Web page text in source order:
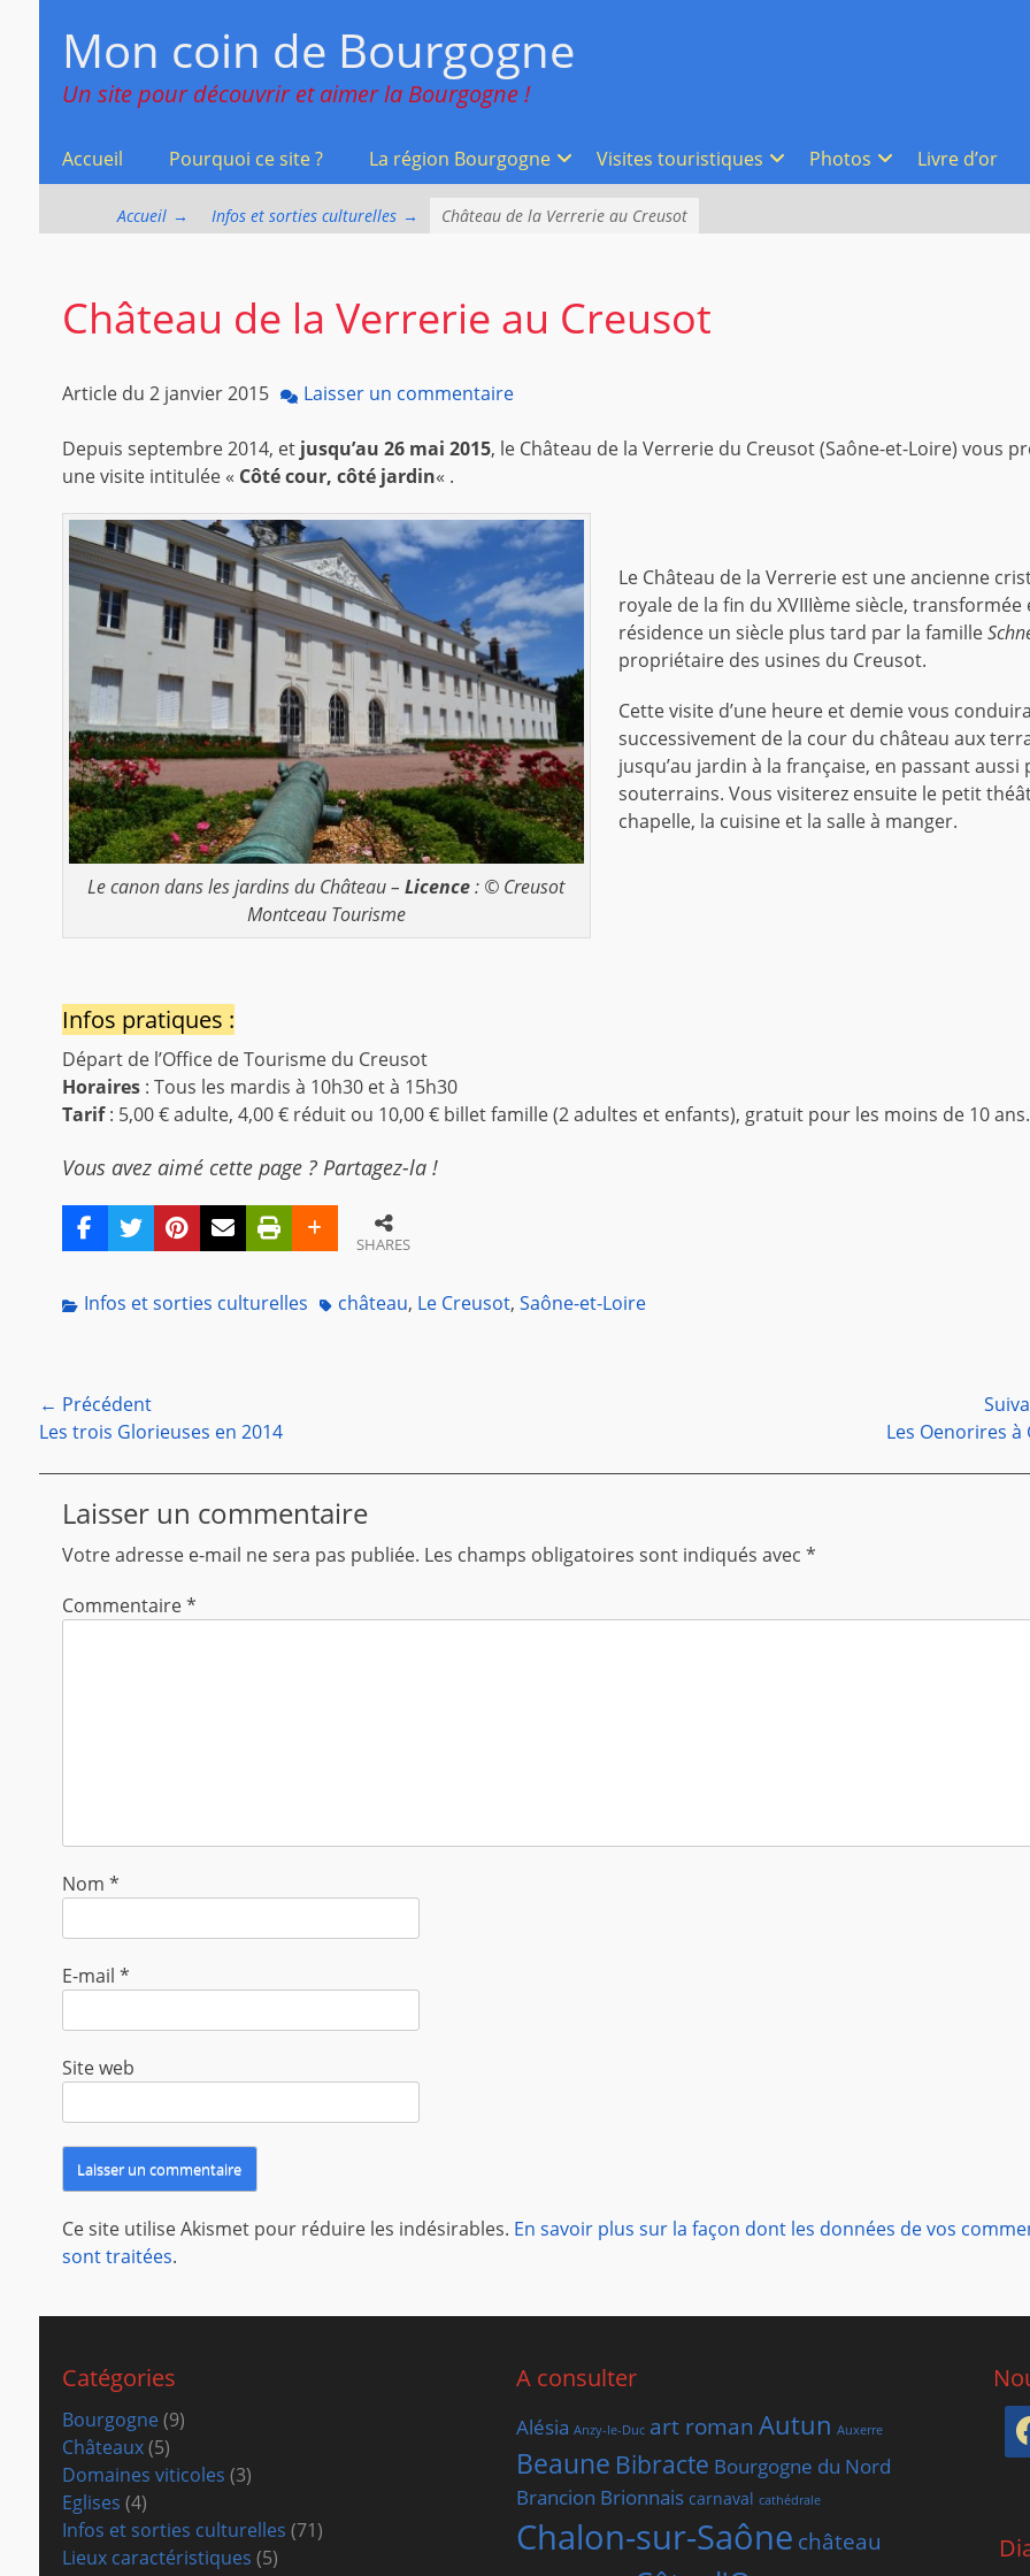
Mon coin de Bourgogne
Un site pour découvrir et aimer la Bourgogne !
contenu
Accueil Pourquoi ce site ? La région Bourgogne Visites touristiques Photos Livre d’or
Accueil → Infos et sorties culturelles → Château de la Verrerie au Creusot
Château de la Verrerie au Creusot
Article du 2 janvier 2015 Laisser un commentaire
Depuis septembre 2014, et jusqu’au 26 mai 2015, le Château de la Verrerie du Creusot (Saône-et-Loire) vous
une visite intitulée « Côté cour, côté jardin« .
Le canon dans les jardins du Château –Licence: © Creusot
Montceau Tourisme
Le Château de la Verrerie est une ancienne
royale de la fin du XVIIIème siècle, transformée
résidence un siècle plus tard par la famille
propriétaire des usines du Creusot.
Cette visite d’une heure et demie vous conduira
successivement de la cour du château aux
jusqu’au jardin à la française, en passant aussi
souterrains. Vous visiterez ensuite le petit
chapelle, la cuisine et la salle à manger.
Infos pratiques :
Départ de l’Office de Tourisme du Creusot
Horaires: Tous les mardis à 10h30 et à 15h30
Tarif: 5,00 € adulte, 4,00 € réduit ou 10,00 € billet famille (2 adultes et enfants), gratuit pour les moins de 10 ans.
Vous avez aimé cette page ? Partagez-la !
SHARES
Categories
Infos et sorties culturelles Tagschâteau, Le Creusot, Saône-et-Loire
Navigation
de
l’article
← Précédent
Article
Les trois Glorieuses en 2014 Les Oenorires à
Laisser un commentaire
Votre adresse e-mail ne sera pas publiée. Les champs obligatoires sont indiqués avec *
Commentaire*
Nom *
E-mail *
Site web
Ce site utilise Akismet pour réduire les indésirables. En savoir plus sur la façon dont les données de vos
sont traitées.
Catégories
Bourgogne (9)
Châteaux(5)
Domaines viticoles (3)
Eglises (4)
Infos et sorties culturelles (71)
Lieux caractéristiques (5)
A consulter
Alésia Anzy-le-Duc art roman Autun Auxerre
Beaune Bibracte Bourgogne du Nord
Brancion Brionnais carnaval cathédrale
Chalon-sur-Saône château